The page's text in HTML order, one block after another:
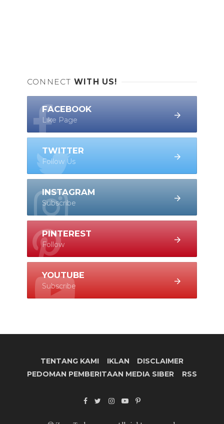
CONNECT WITH US!
FACEBOOK
Like Page
TWITTER
Follow Us
INSTAGRAM
Subscribe
PINTEREST
Follow
YOUTUBE
Subscribe
TENTANG KAMI IKLAN
DISCLAIMER
PEDOMAN PEMBERITAAN MEDIA SIBER
RSS